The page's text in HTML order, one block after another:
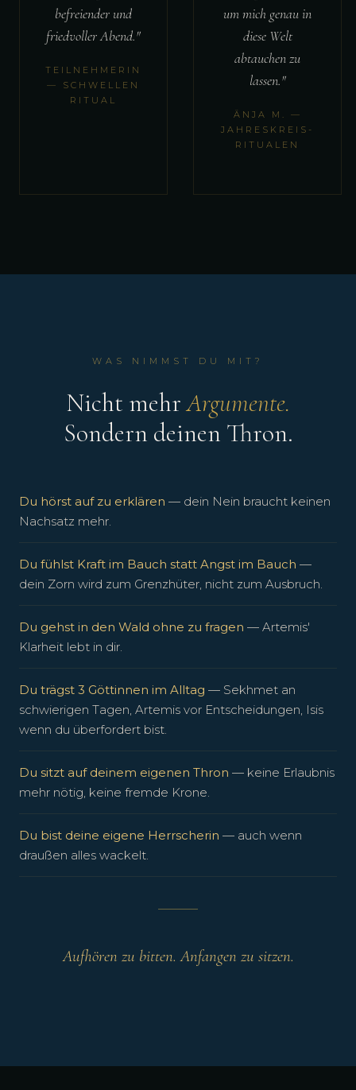
befreiender und
friedvoller Abend."
TEILNEHMERIN
— SCHWELLEN
RITUAL
um mich genau in
diese Welt
abtauchen zu
lassen."
ÄNJA M. —
JAHRESKREIS-
RITUALEN
WAS NIMMST DU MIT?
Nicht mehrArgumente.
Sondern deinen Thron.
Du hörst auf zu erklären — dein Nein braucht keinen
Nachsatz mehr.
Du fühlst Kraft im Bauch statt Angst im Bauch —
dein Zorn wird zum Grenzhüter, nicht zum Ausbruch.
Du gehst in den Wald ohne zu fragen — Artemis'
Klarheit lebt in dir.
Du trägst 3 Göttinnen im Alltag — Sekhmet an
schwierigen Tagen, Artemis vor Entscheidungen, Isis
wenn du überfordert bist.
Du sitzt auf deinem eigenen Thron — keine Erlaubnis
mehr nötig, keine fremde Krone.
Du bist deine eigene Herrscherin — auch wenn
draußen alles wackelt.
Aufhören zu bitten. Anfangen zu sitzen.